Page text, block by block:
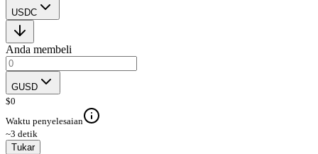
USDC
Anda membeli
GUSD
$0
Waktu penyelesaian
~3 detik
Tukar